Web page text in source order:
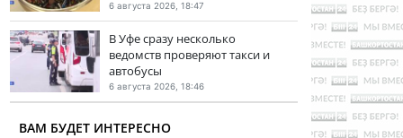
6 августа 2026, 18:47
В Уфе сразу несколько
ведомств проверяют такси и
автобусы
6 августа 2026, 18:46
ВАМ БУДЕТ ИНТЕРЕСНО